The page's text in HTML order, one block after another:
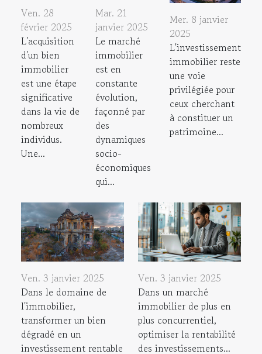
Ven. 28
février 2025
L'acquisition
d'un bien
immobilier
est une étape
significative
dans la vie de
nombreux
individus.
Une...
Mar. 21
janvier 2025
Le marché
immobilier
est en
constante
évolution,
façonné par
des
dynamiques
socio-
économiques
qui...
Mer. 8 janvier
2025
L'investissement
immobilier reste
une voie
privilégiée pour
ceux cherchant
à constituer un
patrimoine...
Ven. 3 janvier 2025
Dans le domaine de
l'immobilier,
transformer un bien
dégradé en un
investissement rentable
Ven. 3 janvier 2025
Dans un marché
immobilier de plus en
plus concurrentiel,
optimiser la rentabilité
des investissements...